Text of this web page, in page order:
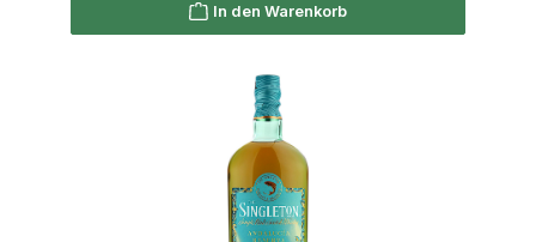
In den Warenkorb